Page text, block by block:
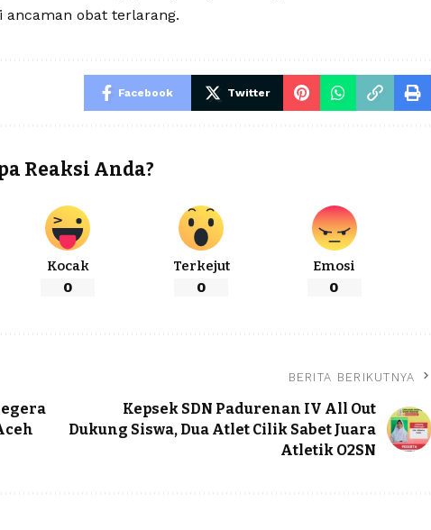
ancaman obat terlarang.
Facebook Twitter
Reaksi Anda?
Kocak
0
Terkejut
0
Emosi
0
BERITA BERIKUTNYA
Kepsek SDN Padurenan IV All Out
Dukung Siswa, Dua Atlet Cilik Sabet Juara
Atletik O2SN